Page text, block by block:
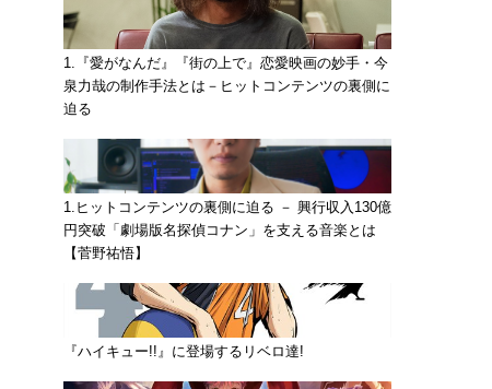
1.『愛がなんだ』『街の上で』恋愛映画の妙手・今
泉力哉の制作手法とは－ヒットコンテンツの裏側に
迫る
1.ヒットコンテンツの裏側に迫る － 興行収入130億
円突破「劇場版名探偵コナン」を支える音楽とは
【菅野祐悟】
『ハイキュー!!』に登場するリベロ達!